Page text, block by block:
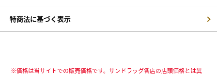
特商法に基づく表示
※価格は当サイトでの販売価格です。サンドラッグ各店の店頭価格とは異